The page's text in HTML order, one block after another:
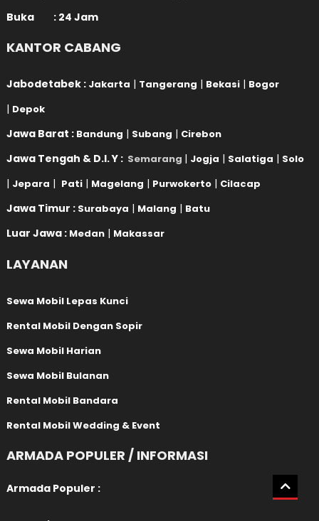
Buka : 24 Jam
KANTOR CABANG
Jabodetabek : Jakarta | Tangerang | Bekasi | Bogor
| Depok
Jawa Barat : Bandung | Subang | Cirebon
Jawa Tengah & D.I. Y : Semarang | Jogja | Salatiga | Solo
| Jepara | Pati | Magelang | Purwokerto | Cilacap
Jawa Timur : Surabaya | Malang | Batu
Luar Jawa : Medan | Makassar
LAYANAN
Sewa Mobil Lepas Kunci
Rental Mobil Dengan Sopir
Sewa Mobil Harian
Sewa Mobil Bulanan
Rental Mobil Bandara
Rental Mobil Wedding & Event
ARMADA POPULER / INFORMASI
Armada Populer :